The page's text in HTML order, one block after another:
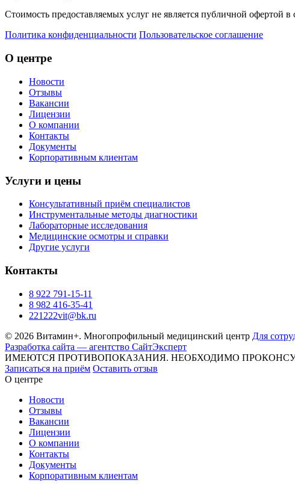
Стоимость предоставляемых услуг не является публичной офертой
Политика конфиденциальности Пользовательское соглашение
О центре
Новости
Отзывы
Вакансии
Лицензии
О компании
Контакты
Документы
Корпоративным клиентам
Услуги и цены
Консультативный приём специалистов
Инструментальные методы диагностики
Лабораторные исследования
Медицинские осмотры и справки
Другие услуги
Контакты
8 922 791-15-11
8 982 416-35-41
221222vit@bk.ru
© 2026 Витамин+. Многопрофильный медицинский центр Для
Разработка сайта — агентство СайтЭксперт
ИМЕЮТСЯ ПРОТИВОПОКАЗАНИЯ. НЕОБХОДИМО
Записаться на приём Оставить отзыв
О центре
Новости
Отзывы
Вакансии
Лицензии
О компании
Контакты
Документы
Корпоративным клиентам